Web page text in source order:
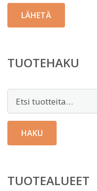
TUOTEHAKU
HAKU
TUOTEALUEET